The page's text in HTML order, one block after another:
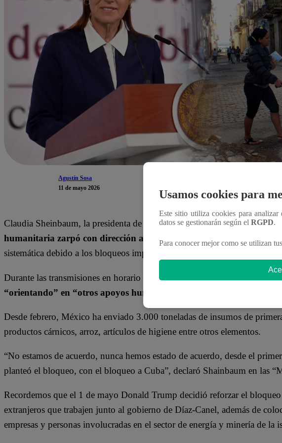
Agustín Sosa
11 de mayo 2026
Claudia Sheinbaum, la presidenta de México, anunció este lunes 11 de
humanitaria zarpó con dirección a Cuba
, el país caribeño que
sistemática debido a los bloqueos impuestos por Estados Unidos.
Durante las transmisiones en horario matutino de la presidenta
“orientando” en “otros apoyos humanitarios”
Desde febrero, México ha enviado 3.000 toneladas de insumos de
productos cárnicos, arroz, artículos de higiene entre otros elementos.
“No estamos de acuerdo, nunca hemos estado de acuerdo, desde el
planteó el bloqueo, con el bloqueo a Cuba”, declaró Shainbaum en las
Recordemos que el 1 de mayo Donald Trump decidió reforzar el
extranjeros que trabajen junto al gobierno de Díaz-Canel, además de
empresas y personas involucradas en el sector de energía y minería de la
Usamos cookies para
Este sitio utiliza cookies para
datos se gestionarán según el RGPD.
Para conocer mejor como se utilizan